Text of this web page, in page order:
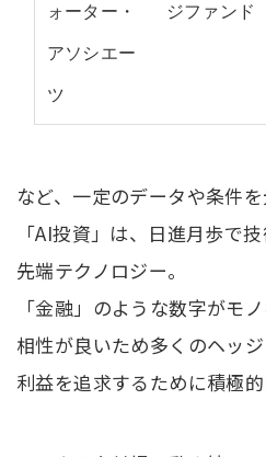
ォーター・
アソシエー
ツ
ジファンド
など、一定のデータや条件
「AI投資」は、日進月歩で
先端テクノロジー。
「金融」のような数字がモ
相性が良いため多くのヘッ
利益を追求するために積極的